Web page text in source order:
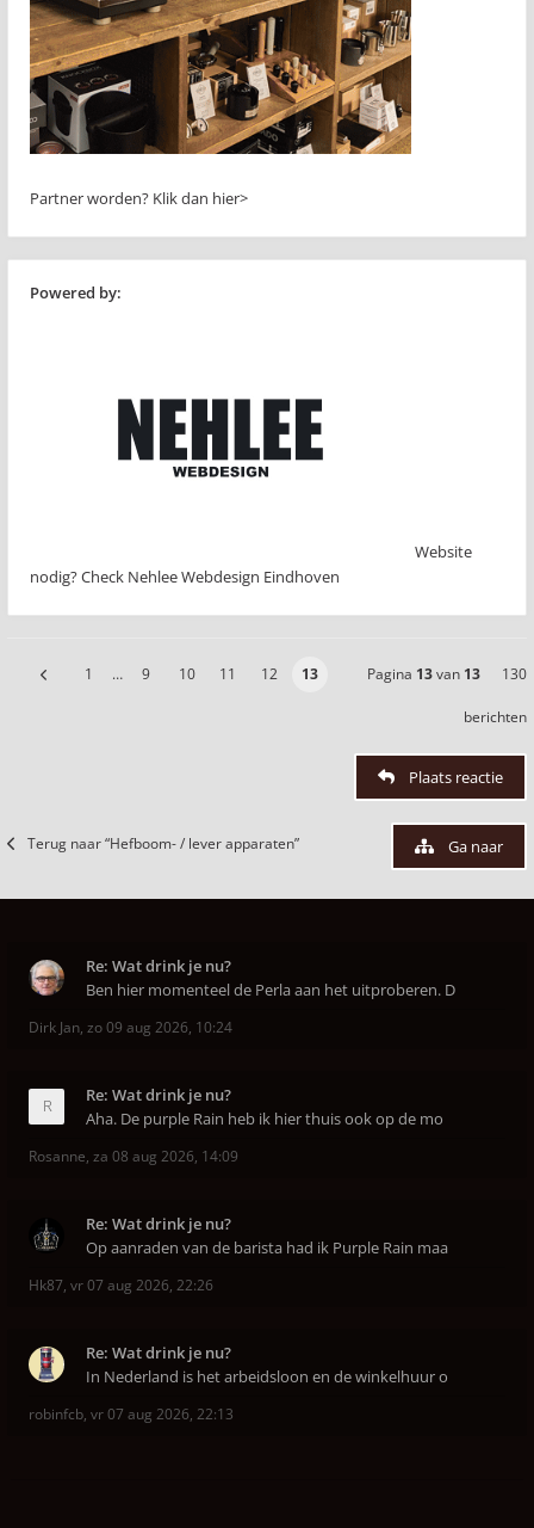
Partner worden? Klik dan hier>
Powered by:
Website
nodig? Check Nehlee Webdesign Eindhoven
1 … 9 10 11 12 13 Pagina 13van 13 130
berichten
Plaats reactie
Terug naar “Hefboom- / lever apparaten” Ga naar
Re: Wat drink je nu?
Ben hier momenteel de Perla aan het uitproberen. D
Dirk Jan, zo 09 aug 2026, 10:24
Re: Wat drink je nu?
Aha. De purple Rain heb ik hier thuis ook op de mo
Rosanne, za 08 aug 2026, 14:09
Re: Wat drink je nu?
Op aanraden van de barista had ik Purple Rain maa
Hk87, vr 07 aug 2026, 22:26
Re: Wat drink je nu?
In Nederland is het arbeidsloon en de winkelhuur o
robinfcb, vr 07 aug 2026, 22:13